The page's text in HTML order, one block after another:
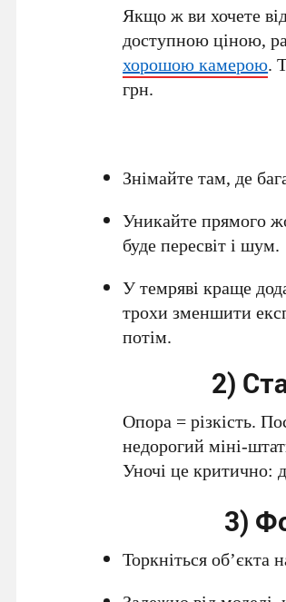
Якщо ж ви хочете
доступною ціною,
хорошою камерою.
грн.
Знімайте там, де
Уникайте прямого
буде пересвіт і шум.
У темряві краще
трохи зменшити
потім.
2)
Опора = різкість.
недорогий міні-
Уночі це критично:
3)
Торкніться об’єкта